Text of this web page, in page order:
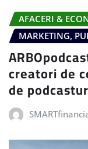
AFACERI &
MARKETING,
creatori de
de